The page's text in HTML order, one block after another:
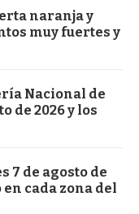
naranja y
muy fuertes y
Nacional de
de 2026 y los
7 de agosto de
cada zona del